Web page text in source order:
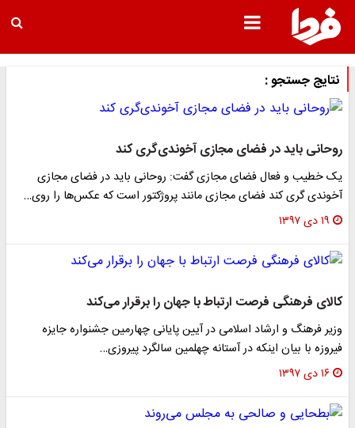
جستجو :
باید در فضای مجازی آخوندی‌گری کند
خطیب و فعال فضای مجازی گفت: روحانی باید در فضای مجازی
گری کند فضای مجازی مانند پروژکتور است که عکس‌ها را روی…
۱۹ دی ۱۳۹۷
فرهنگی فرصت ارتباط با جهان را برقرار می‌کند
فرهنگ و ارشاد اسلامی در آیین پایانی چهارمین جشنواره جایزه
با بیان اینکه در آستانه چهلمین سالگرد پیروزی…
۱۶ دی ۱۳۹۷